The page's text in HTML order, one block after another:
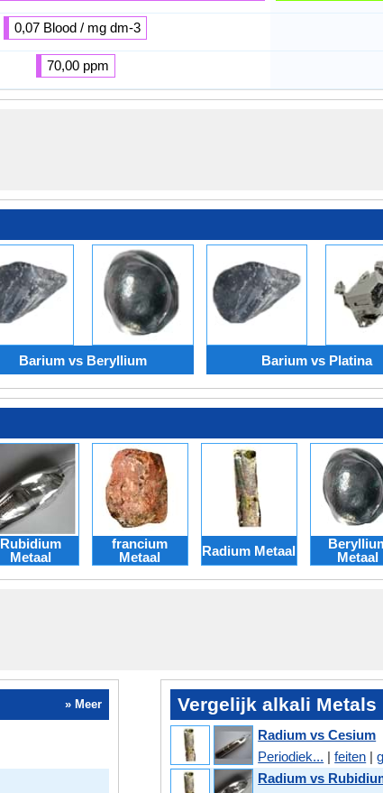
0,07 Blood / mg dm-3
70,00 ppm
Barium vs Beryllium Barium vs Platina
Rubidium
Metaal
francium
Metaal
Radium Metaal
Metaal
» Meer Vergelijk alkali Metals
Radium vs Cesium
Periodiek... |feiten |
Radium vs